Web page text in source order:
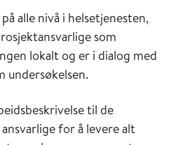
alle nivå i helsetjenesten,
som
lokalt og er i dialog med
undersøkelsen.
til de
for å levere alt